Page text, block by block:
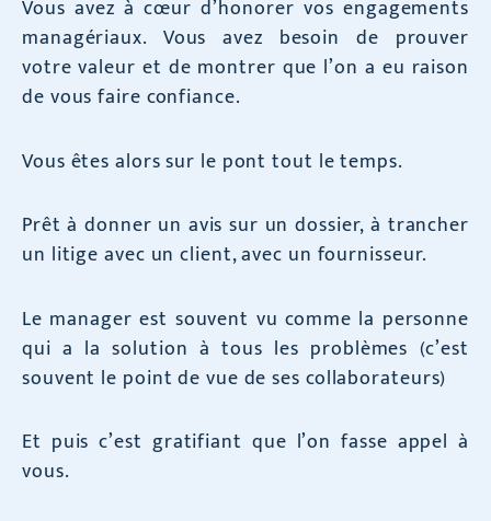
Vous avez à cœur d’honorer vos engagements
managériaux. Vous avez besoin de prouver
votre valeur et de montrer que l’on a eu raison
de vous faire confiance.
Vous êtes alors sur le pont tout le temps.
Prêt à donner un avis sur un dossier, à trancher
un litige avec un client, avec un fournisseur.
Le manager est souvent vu comme la personne
qui a la solution à tous les problèmes (c’est
souvent le point de vue de ses collaborateurs)
Et puis c’est gratifiant que l’on fasse appel à
vous.